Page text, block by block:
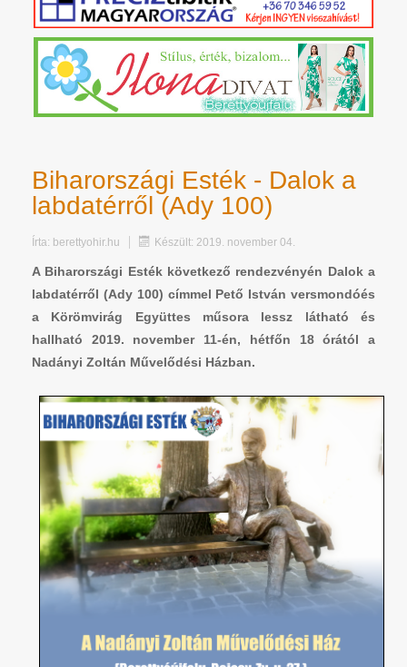
Biharországi Esték - Dalok a
labdatérről (Ady 100)
Írta: berettyohir.hu Készült: 2019. november 04.
A Biharországi Esték következő rendezvényén Dalok a
labdatérről (Ady 100) címmel Pető István versmondóés
a Körömvirág Együttes műsora lessz látható és
hallható 2019. november 11-én, hétfőn 18 órától a
Nadányi Zoltán Művelődési Házban.